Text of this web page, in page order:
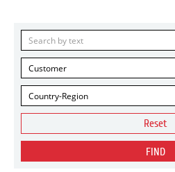
Customer
Country-Region
Reset
FIND